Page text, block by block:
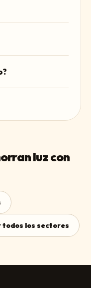
luz con
todos los sectores